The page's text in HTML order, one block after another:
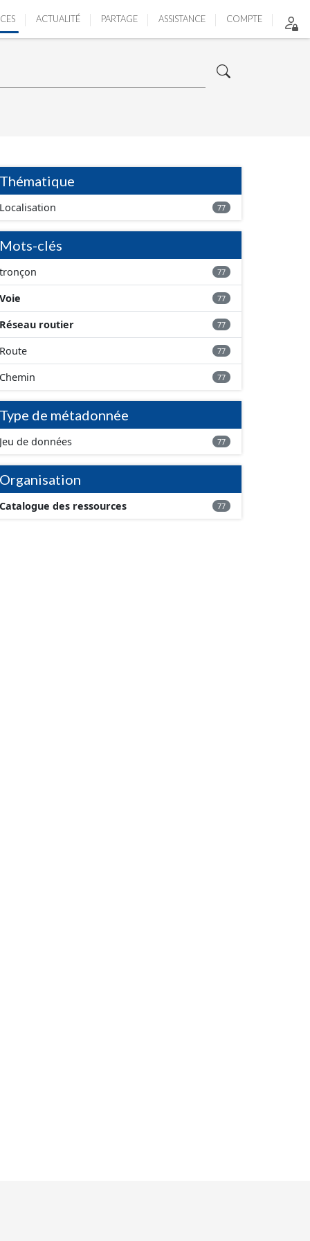
ACTUALITÉ PARTAGE ASSISTANCE COMPTE
Thématique
Localisation 77
Mots-clés
tronçon 77
Voie 77
Réseau routier 77
Route 77
Chemin 77
Type de métadonnée
Jeu de données 77
Organisation
Catalogue des ressources 77